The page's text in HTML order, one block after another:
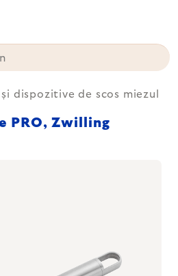
dispozitive de scos miezul
PRO, Zwilling